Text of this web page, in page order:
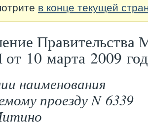
в конце текущей
Правительства
10 марта 2009
наименования
проезду N 6339